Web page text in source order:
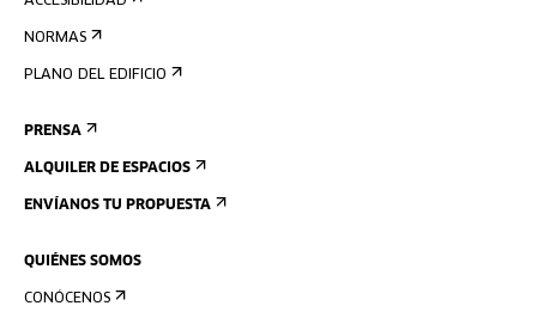
NORMAS
PLANO DEL EDIFICIO
PRENSA
ALQUILER DE ESPACIOS
ENVÍANOS TU PROPUESTA
QUIÉNES SOMOS
CONÓCENOS